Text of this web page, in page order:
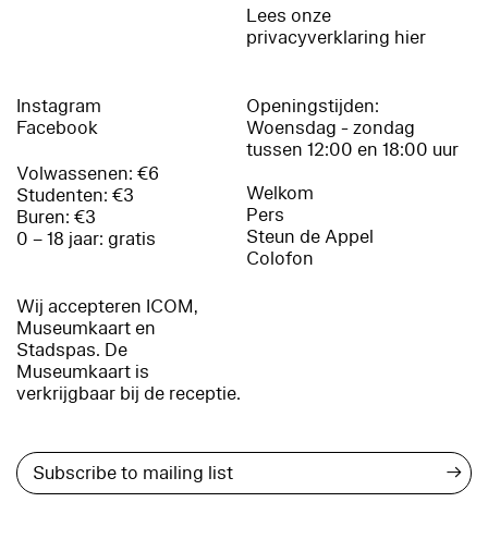
Lees onze
privacyverklaring hier
Instagram
Facebook
Volwassenen: €6
Studenten: €3
Buren: €3
0 – 18 jaar: gratis
Wij accepteren ICOM,
Museumkaart en
Stadspas. De
Museumkaart is
verkrijgbaar bij de receptie.
Openingstijden:
Woensdag - zondag
tussen 12:00 en 18:00 uur
Welkom
Pers
Steun de Appel
Colofon
→